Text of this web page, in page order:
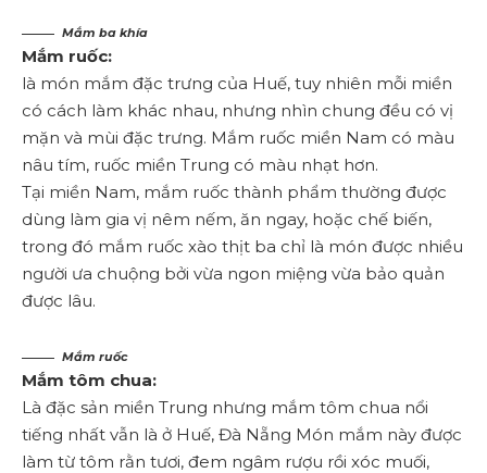
Mắm ba khía
Mắm ruốc:
là món mắm đặc trưng của Huế, tuy nhiên mỗi miền
có cách làm khác nhau, nhưng nhìn chung đều có vị
mặn và mùi đặc trưng. Mắm ruốc miền Nam có màu
nâu tím, ruốc miền Trung có màu nhạt hơn.
Tại miền Nam, mắm ruốc thành phẩm thường được
dùng làm gia vị nêm nếm, ăn ngay, hoặc chế biến,
trong đó mắm ruốc xào thịt ba chỉ là món được nhiều
người ưa chuộng bởi vừa ngon miệng vừa bảo quản
được lâu.
Mắm ruốc
Mắm tôm chua:
Là đặc sản miền Trung nhưng mắm tôm chua nổi
tiếng nhất vẫn là ở Huế, Đà Nẵng Món mắm này được
làm từ tôm rằn tươi, đem ngâm rượu rồi xóc muối,